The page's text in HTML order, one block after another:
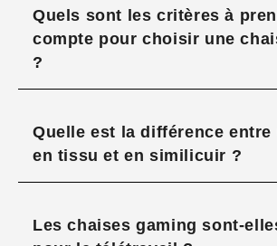
Quels sont les critères à
compte pour choisir une
?
Quelle est la différence entre
en tissu et en similicuir ?
Les chaises gaming sont-